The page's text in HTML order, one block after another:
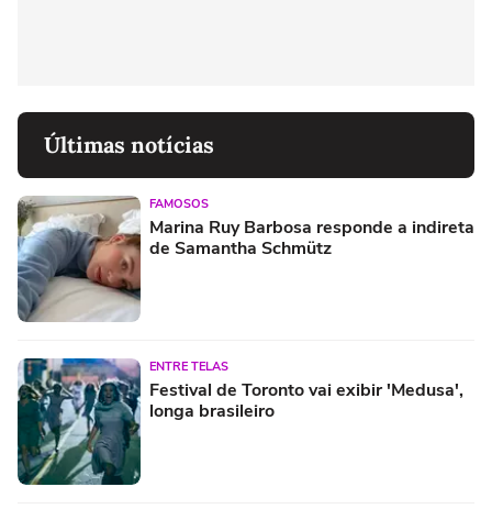
Últimas notícias
FAMOSOS
Marina Ruy Barbosa responde a indireta
de Samantha Schmütz
ENTRE TELAS
Festival de Toronto vai exibir 'Medusa',
longa brasileiro